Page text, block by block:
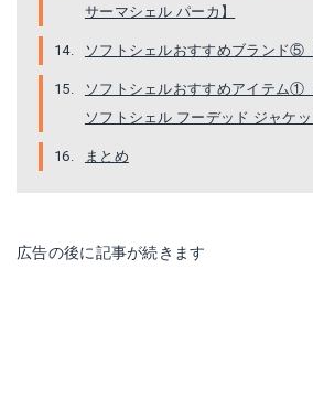
サーマシェル パーカ】
ソフトシェルおすすめブランド⑤
ソフトシェルおすすめアイテム①
ソフトシェル フーデッド ジャケッ
まとめ
広告の後に記事が続きます
マクーン ソフトシェル フーデッド ジャケット
Amazonで詳細を見る